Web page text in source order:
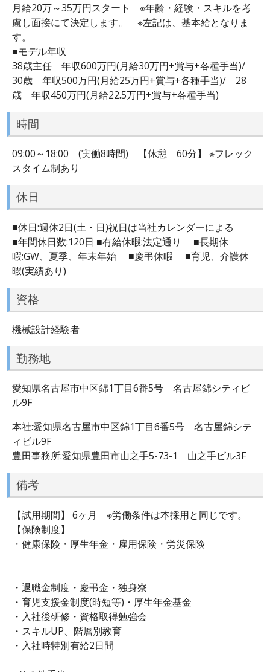
月給20万～35万円スタート ※年齢・経験・スキルを考
慮し面接にて決定します。 ※左記は、基本給となりま
す。
■モデル年収
38歳主任 年収600万円(月給30万円+賞与+各種手当)/
30歳 年収500万円(月給25万円+賞与+各種手当)/ 28
歳 年収450万円(月給22.5万円+賞与+各種手当)
時間
09:00～18:00 (実働8時間) 【休憩 60分】 ※フレック
スタイム制あり
休日
■休日:週休2日(土・日)祝日は当社カレンダーによる
■年間休日数:120日 ■有給休暇:法定通り ■長期休
暇:GW、夏季、年末年始 ■慶弔休暇 ■育児、介護休
暇(実績あり)
資格
機械設計経験者
勤務地
愛知県名古屋市中区錦1丁目6番5号 名古屋錦シティビ
ル9F
本社:愛知県名古屋市中区錦1丁目6番5号 名古屋錦シテ
ィビル9F
豊田事務所:愛知県豊田市山之手5-73-1 山之手ビル3F
備考
【試用期間】 6ヶ月 ※労働条件は本採用と同じです。
【保険制度】
・健康保険・厚生年金・雇用保険・労災保険
・退職金制度・慶弔金・独身寮
・育児支援金制度(時短等)・厚生年金基金
・入社後研修・資格取得勉強会
・スキルUP、階層別教育
・入社時特別有給2日間